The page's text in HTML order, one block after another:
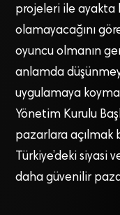
projeleri ile ayakta
olamayacağını
oyuncu olmanın
anlamda
uygulamaya
Yönetim Kurulu
pazarlara açılmak
Türkiye’deki siyasi
daha güvenilir